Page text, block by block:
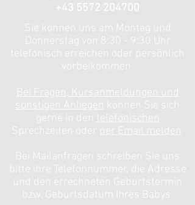
+43 5572 204700
Sie können uns am Montag und
Donnerstag von 8:30 - 9:30 Uhr
telefonisch erreichen oder persönlich
vorbeikommen.
Bei Fragen, Kursanmeldungen und
sonstigen Anliegen können Sie sich
gerne in den telefonischen
Sprechzeiten oder
per Email melden
Bei Mailanfragen schreiben Sie uns
bitte ihre Telefonnummer, die Adresse
und den errechneten Geburtstermin
bzw. Geburtsdatum Ihres Babys.